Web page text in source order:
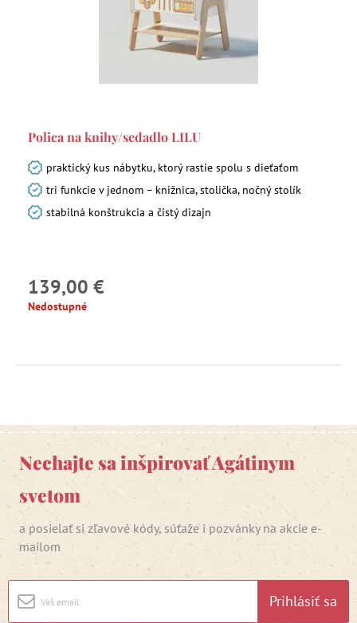
Polica na knihy/sedadlo LILU
praktický kus nábytku, ktorý rastie spolu s dieťaťom
tri funkcie v jednom – knižnica, stolička, nočný stolík
stabilná konštrukcia a čistý dizajn
139,00 €
Nedostupné
Nechajte sa inšpirovať Agátinym
svetom
a posielať si zľavové kódy, súťaže i pozvánky na akcie e-
mailom
Prihlásiť sa